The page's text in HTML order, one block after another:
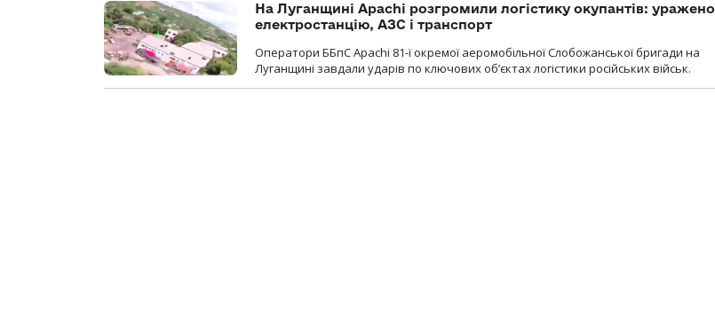
На Луганщині Apachi розгромили логістику окупантів: уражено
електростанцію, АЗС і транспорт
Оператори ББпС Apachi 81-ї окремої аеромобільної Слобожанської бригади на
Луганщині завдали ударів по ключових об’єктах логістики російських військ.